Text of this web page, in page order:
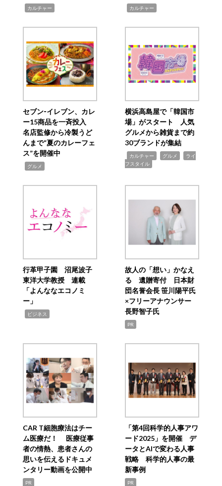
カルチャー カルチャー
セブン‐イレブン、カレ
ー15商品を一斉投入
名店監修から冷製うど
んまで“夏のカレーフェ
ス”を開催中
グルメ
横浜高島屋で「韓国市
場」がスタート 人気
グルメから雑貨まで約
30ブランドが集結
カルチャー グルメ
ライ
フスタイル
行革甲子園 沼尾波子
東洋大学教授 連載
「よんななエコノミ
ー」
ビジネス
故人の「想い」かなえ
る 遺贈寄付 日本財
団名誉会長 笹川陽平氏
×フリーアナウンサー
長野智子氏
PR
CAR T細胞療法はチー
ム医療だ！ 医療従事
者の情熱、患者さんの
思いを伝えるドキュメ
ンタリー動画を公開中
PR
「第4回科学的人事アワ
ード2025」を開催 デ
ータとAIで変わる人事
戦略 科学的人事の最
新事例
PR